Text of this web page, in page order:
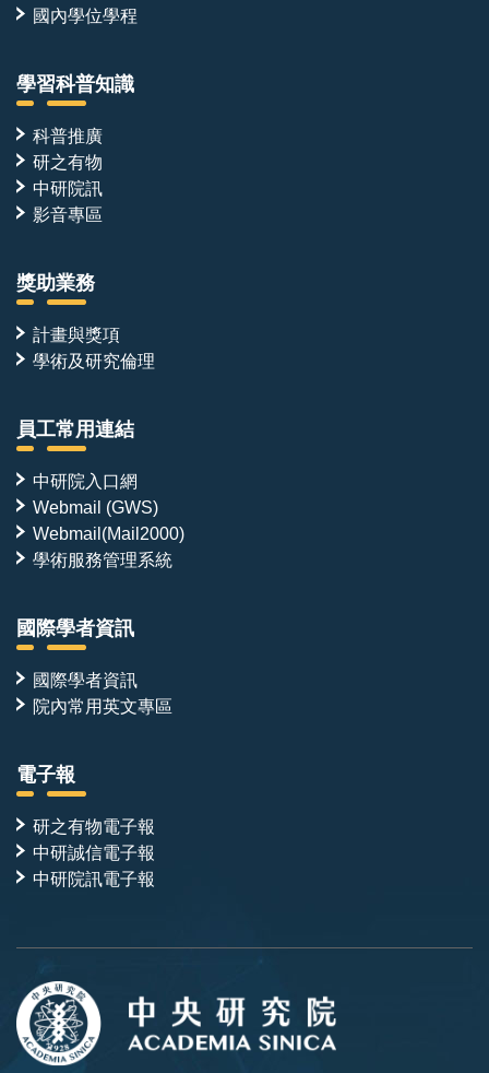
國內學位學程
學習科普知識
科普推廣
研之有物
中研院訊
影音專區
獎助業務
計畫與獎項
學術及研究倫理
員工常用連結
中研院入口網
Webmail (GWS)
Webmail(Mail2000)
學術服務管理系統
國際學者資訊
國際學者資訊
院內常用英文專區
電子報
研之有物電子報
中研誠信電子報
中研院訊電子報